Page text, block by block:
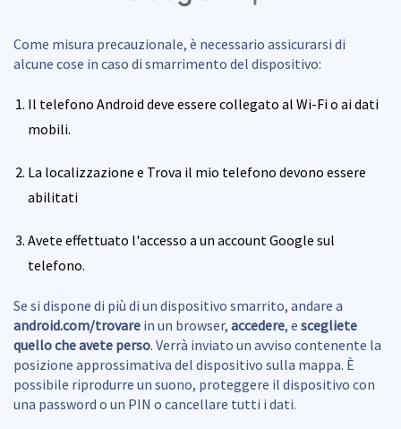
Come misura precauzionale, è necessario assicurarsi di
alcune cose in caso di smarrimento del dispositivo:
Il telefono Android deve essere collegato al Wi-Fi o ai dati
mobili.
La localizzazione e Trova il mio telefono devono essere
abilitati
Avete effettuato l'accesso a un account Google sul
telefono.
Se si dispone di più di un dispositivo smarrito, andare a
android.com/trovare in un browser, accedere, e scegliete
quello che avete perso. Verrà inviato un avviso contenente la
posizione approssimativa del dispositivo sulla mappa. È
possibile riprodurre un suono, proteggere il dispositivo con
una password o un PIN o cancellare tutti i dati.